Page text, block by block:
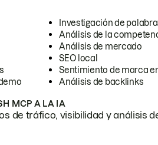
Investigación de
Análisis de la
Análisis de mercado
SEO local
Sentimiento de marca
Análisis de backlinks
MCP A LA IA
de tráfico, visibilidad y análisis